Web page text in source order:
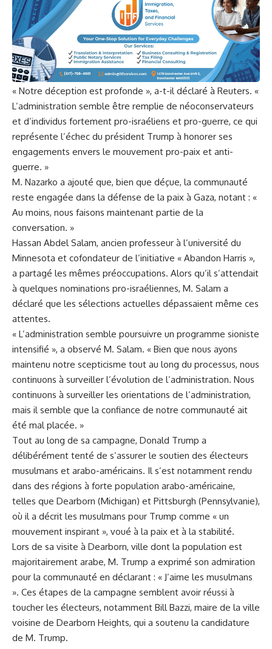
« Notre déception est profonde », a-t-il déclaré à Reuters. «
L’administration semble être remplie de néoconservateurs
et d’individus fortement pro-israéliens et pro-guerre, ce qui
représente l’échec du président Trump à honorer ses
engagements envers le mouvement pro-paix et anti-
guerre. »
M. Nazarko a ajouté que, bien que déçue, la communauté
reste engagée dans la défense de la paix à Gaza, notant : «
Au moins, nous faisons maintenant partie de la
conversation. »
Hassan Abdel Salam, ancien professeur à l’université du
Minnesota et cofondateur de l’initiative « Abandon Harris »,
a partagé les mêmes préoccupations. Alors qu’il s’attendait
à quelques nominations pro-israéliennes, M. Salam a
déclaré que les sélections actuelles dépassaient même ces
attentes.
« L’administration semble poursuivre un programme sioniste
intensifié », a observé M. Salam. « Bien que nous ayons
maintenu notre scepticisme tout au long du processus, nous
continuons à surveiller l’évolution de l’administration. Nous
continuons à surveiller les orientations de l’administration,
mais il semble que la confiance de notre communauté ait
été mal placée. »
Tout au long de sa campagne, Donald Trump a
délibérément tenté de s’assurer le soutien des électeurs
musulmans et arabo-américains. Il s’est notamment rendu
dans des régions à forte population arabo-américaine,
telles que Dearborn (Michigan) et Pittsburgh (Pennsylvanie),
où il a décrit les musulmans pour Trump comme « un
mouvement inspirant », voué à la paix et à la stabilité.
Lors de sa visite à Dearborn, ville dont la population est
majoritairement arabe, M. Trump a exprimé son admiration
pour la communauté en déclarant : « J’aime les musulmans
». Ces étapes de la campagne semblent avoir réussi à
toucher les électeurs, notamment Bill Bazzi, maire de la ville
voisine de Dearborn Heights, qui a soutenu la candidature
de M. Trump.